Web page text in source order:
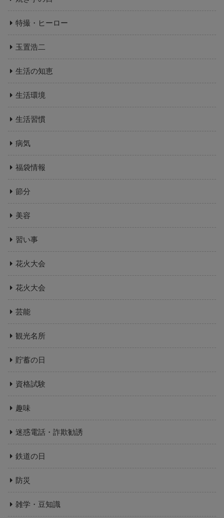
特撮・ヒーロー
玉置浩二
生活の知恵
生活環境
生活習慣
病気
福袋情報
節分
美容
習い事
花火大会
花火大会
芸能
観光名所
貯蓄の日
資格試験
趣味
迷惑電話・詐欺勧誘
鉄道の日
防災
雑学・豆知識